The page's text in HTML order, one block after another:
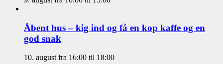
Åbent hus – kig ind og få en kop kaffe og en
god snak
10. august fra 16:00 til 18:00